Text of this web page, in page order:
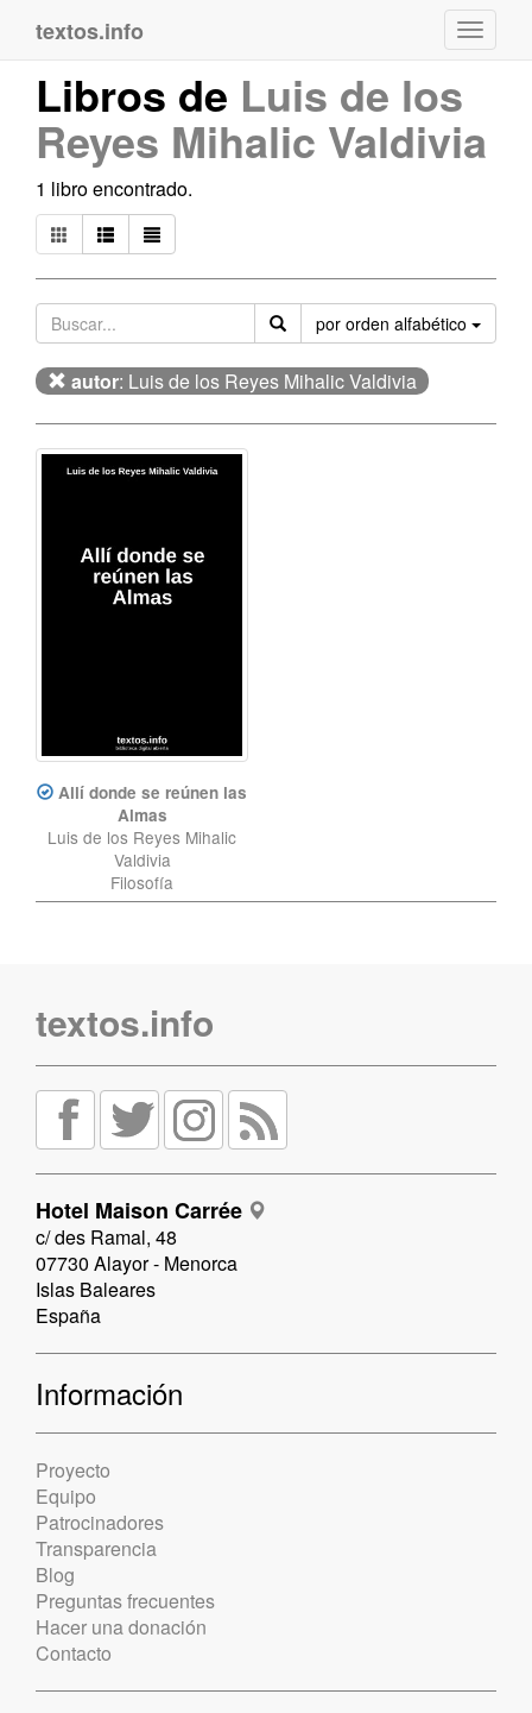
textos.info
Libros de Luis de los
Reyes Mihalic Valdivia
1 libro encontrado.
por orden alfabético
autor: Luis de los Reyes Mihalic Valdivia
Allí donde se reúnen las
Almas
Luis de los Reyes Mihalic
Valdivia
Filosofía
textos.info
Hotel Maison Carrée
c/ des Ramal, 48
07730 Alayor - Menorca
Islas Baleares
España
Información
Proyecto
Equipo
Patrocinadores
Transparencia
Blog
Preguntas frecuentes
Hacer una donación
Contacto